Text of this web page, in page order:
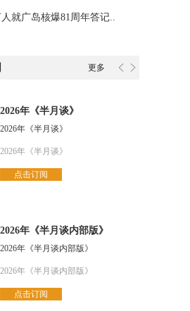
就广岛核爆81周年答记..
更多
2026年《半月谈》
2026年《半月谈》
2026年《半月谈》
点击订阅
2026年《半月谈内部版》
2026年《半月谈内部版》
2026年《半月谈内部版》
点击订阅